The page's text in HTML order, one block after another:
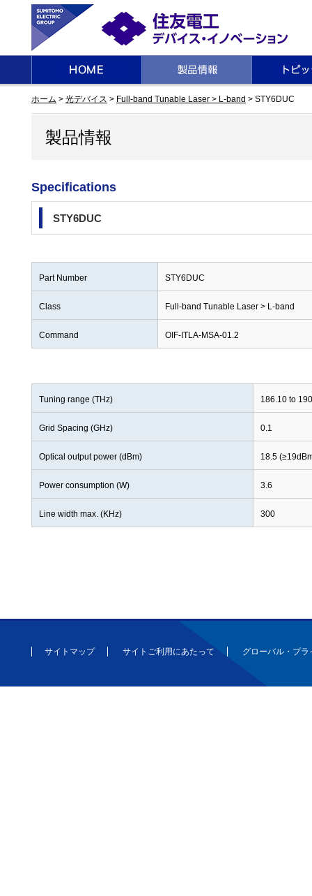
ホーム > 光デバイス > Full-band Tunable Laser > L-band > STY6DUC
製品情報
Specifications
STY6DUC
Part Number STY6DUC
Class Full-band Tunable Laser > L-band
Command OIF-ITLA-MSA-01.2
Tuning range (THz) 186.10 to
Grid Spacing (GHz) 0.1
Optical output power (dBm) 18.5
Power consumption (W) 3.6
Line width max. (KHz) 300
サイトマップ サイトご利用にあたって グローバル・プ